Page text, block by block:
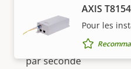
Description
de la
Résolution vidéo max.
Fréquence d'images
par seconde
AXIS
Pour les